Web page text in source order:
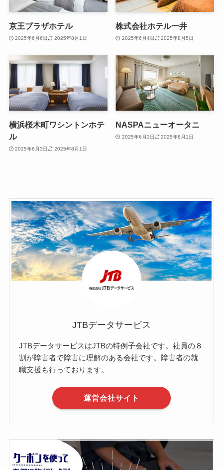
京王プラザホテル
2025年6月6日 2025年8月1日
株式会社ホテル一井
2025年6月4日 2025年8月5日
横浜桜木町ワシントンホテ
ル
2025年6月3日 2025年8月1日
NASPAニューオータニ
2025年6月2日 2025年8月1日
JTBデータサービス
JTBデータサービスはJTBの特例子会社です。社員の８
割が障害者で障害に理解のある会社です。障害者の就
職支援も行っております。
運営会社サイト